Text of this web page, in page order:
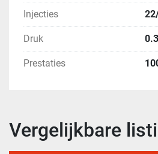
Injecties
Druk
Prestaties
Vergelijkbare